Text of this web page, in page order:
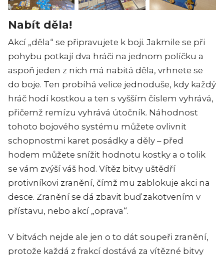
Nabít děla!
Akcí „děla“ se připravujete k boji. Jakmile se při
pohybu potkají dva hráči na jednom políčku a
aspoň jeden z nich má nabitá děla, vrhnete se
do boje. Ten probíhá velice jednoduše, kdy každý
hráč hodí kostkou a ten s vyšším číslem vyhrává,
přičemž remízu vyhrává útočník. Náhodnost
tohoto bojového systému můžete ovlivnit
schopnostmi karet posádky a děly – před
hodem můžete snížit hodnotu kostky a o tolik
se vám zvýší váš hod. Vítěz bitvy uštědří
protivníkovi zranění, čímž mu zablokuje akci na
desce. Zranění se dá zbavit buď zakotvením v
přístavu, nebo akcí „oprava“.
V bitvách nejde ale jen o to dát soupeři zranění,
protože každá z frakcí dostává za vítězné bitvy